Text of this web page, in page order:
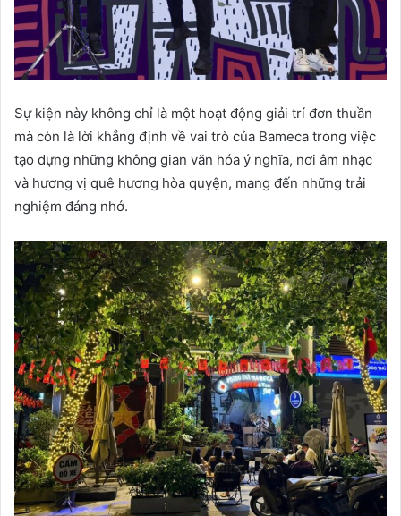
Sự kiện này không chỉ là một hoạt động giải trí đơn thuần
mà còn là lời khẳng định về vai trò của Bameca trong việc
tạo dựng những không gian văn hóa ý nghĩa, nơi âm nhạc
và hương vị quê hương hòa quyện, mang đến những trải
nghiệm đáng nhớ.